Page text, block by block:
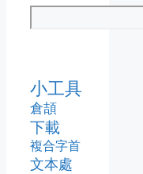
小工具
倉頡
下載
複合字首
文本處